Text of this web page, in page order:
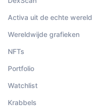
Activa uit de echte wereld
Wereldwijde grafieken
NFTs
Portfolio
Watchlist
Krabbels